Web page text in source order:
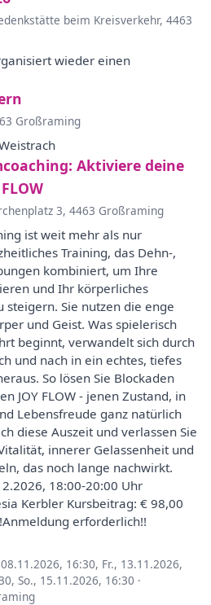
beim Kreisverkehr, 4463
wieder einen
Großraming
Aktiviere deine
3, 4463 Großraming
ist weit mehr als nur
Training, das Dehn-,
kombiniert, um Ihre
und Ihr körperliches
steigern. Sie nutzen die enge
und Geist. Was spielerisch
beginnt, verwandelt sich durch
und nach in ein echtes, tiefes
So lösen Sie Blockaden
JOY FLOW - jenen Zustand, in
Lebensfreude ganz natürlich
diese Auszeit und verlassen Sie
innerer Gelassenheit und
das noch lange nachwirkt.
18:00-20:00 Uhr
Kerbler Kursbeitrag: € 98,00
erforderlich!!
16:30, Fr., 13.11.2026,
, So., 15.11.2026, 16:30 ·